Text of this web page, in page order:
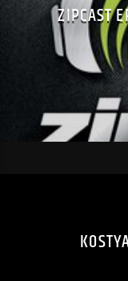
ZIPCAST